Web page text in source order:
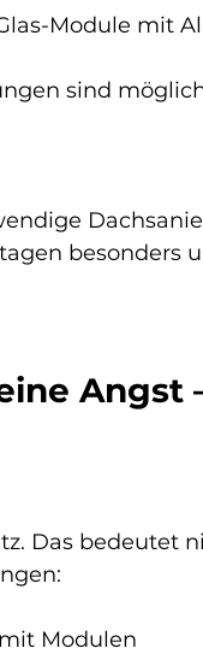
Module mit
sind
besonders
Angst
Das bedeutet
Modulen